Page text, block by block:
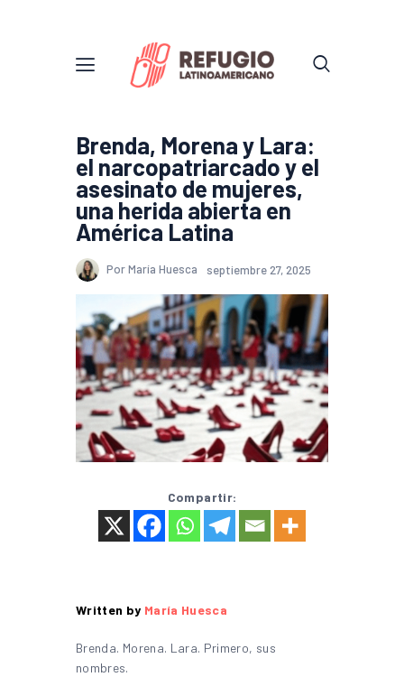
Brenda, Morena y Lara:
el narcopatriarcado y el
asesinato de mujeres,
una herida abierta en
América Latina
Por María Huesca septiembre 27, 2025
Compartir:
Written by María Huesca
Brenda. Morena. Lara. Primero, sus
nombres.